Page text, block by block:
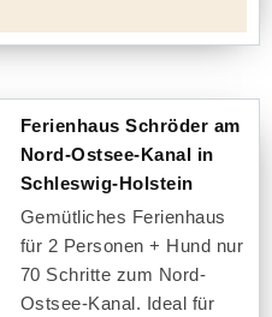
Ferienhaus Schröder am
Nord-Ostsee-Kanal in
Schleswig-Holstein
Gemütliches Ferienhaus
für 2 Personen + Hund nur
70 Schritte zum Nord-
Ostsee-Kanal. Ideal für